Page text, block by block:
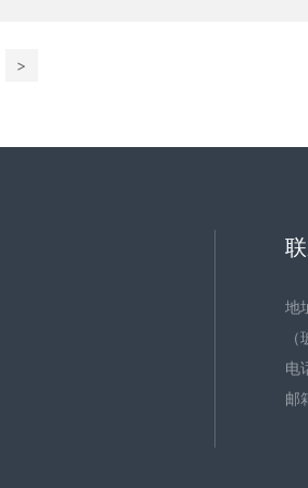
>
地
电
邮